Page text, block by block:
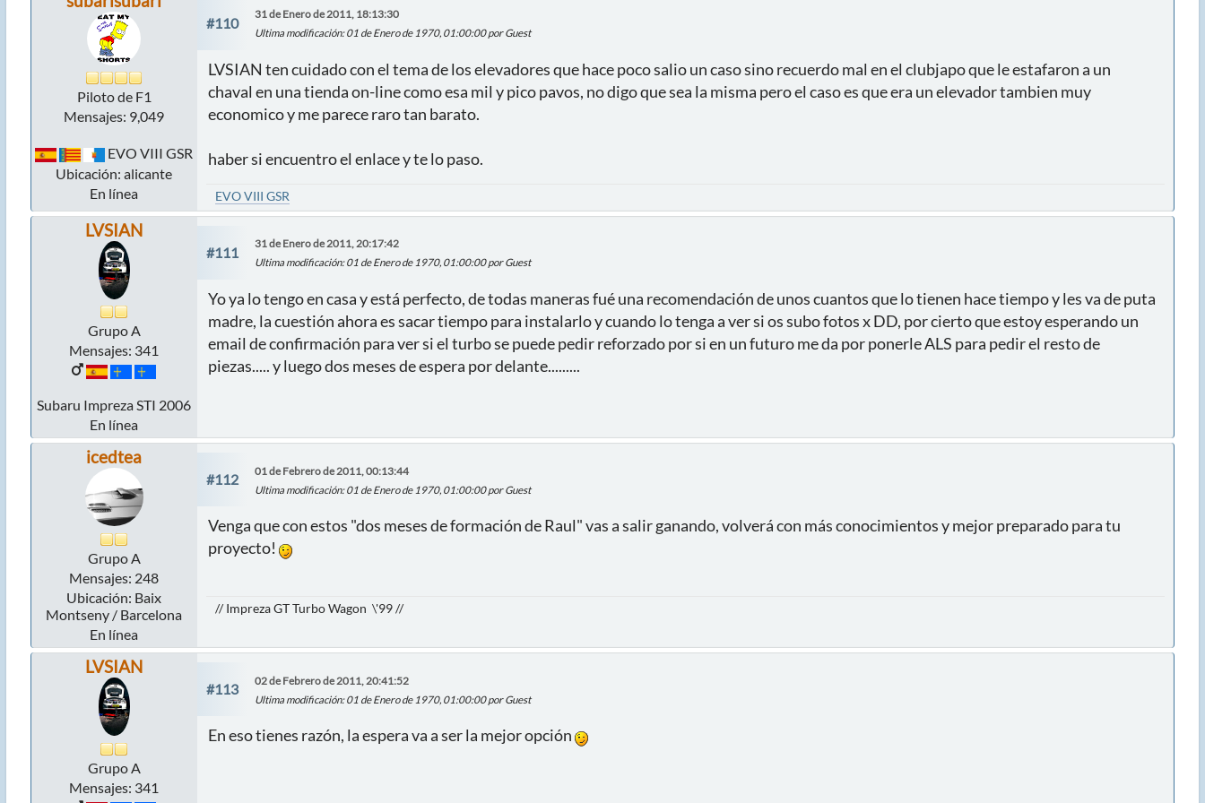
Piloto de F1
Mensajes: 9,049
EVO VIII GSR
Ubicación: alicante
En línea
#110
31 de Enero de 2011, 18:13:30
Ultima modificación: 01 de Enero de 1970, 01:00:00 por Guest
LVSIAN ten cuidado con el tema de los elevadores que hace poco salio un caso sino recuerdo mal en el clubjapo que le estafaron a un
chaval en una tienda on-line como esa mil y pico pavos, no digo que sea la misma pero el caso es que era un elevador tambien muy
economico y me parece raro tan barato.
haber si encuentro el enlace y te lo paso.
EVO VIII GSR
LVSIAN
Grupo A
Mensajes: 341
Subaru Impreza STI 2006
En línea
#111
31 de Enero de 2011, 20:17:42
Ultima modificación: 01 de Enero de 1970, 01:00:00 por Guest
Yo ya lo tengo en casa y está perfecto, de todas maneras fué una recomendación de unos cuantos que lo tienen hace tiempo y les va de puta
madre, la cuestión ahora es sacar tiempo para instalarlo y cuando lo tenga a ver si os subo fotos x DD, por cierto que estoy esperando un
email de confirmación para ver si el turbo se puede pedir reforzado por si en un futuro me da por ponerle ALS para pedir el resto de
piezas..... y luego dos meses de espera por delante.........
icedtea
Grupo A
Mensajes: 248
Ubicación: Baix
Montseny / Barcelona
En línea
#112
01 de Febrero de 2011, 00:13:44
Ultima modificación: 01 de Enero de 1970, 01:00:00 por Guest
Venga que con estos "dos meses de formación de Raul" vas a salir ganando, volverá con más conocimientos y mejor preparado para tu
proyecto!
// Impreza GT Turbo Wagon \'99 //
LVSIAN
Grupo A
Mensajes: 341
#113
02 de Febrero de 2011, 20:41:52
Ultima modificación: 01 de Enero de 1970, 01:00:00 por Guest
En eso tienes razón, la espera va a ser la mejor opción